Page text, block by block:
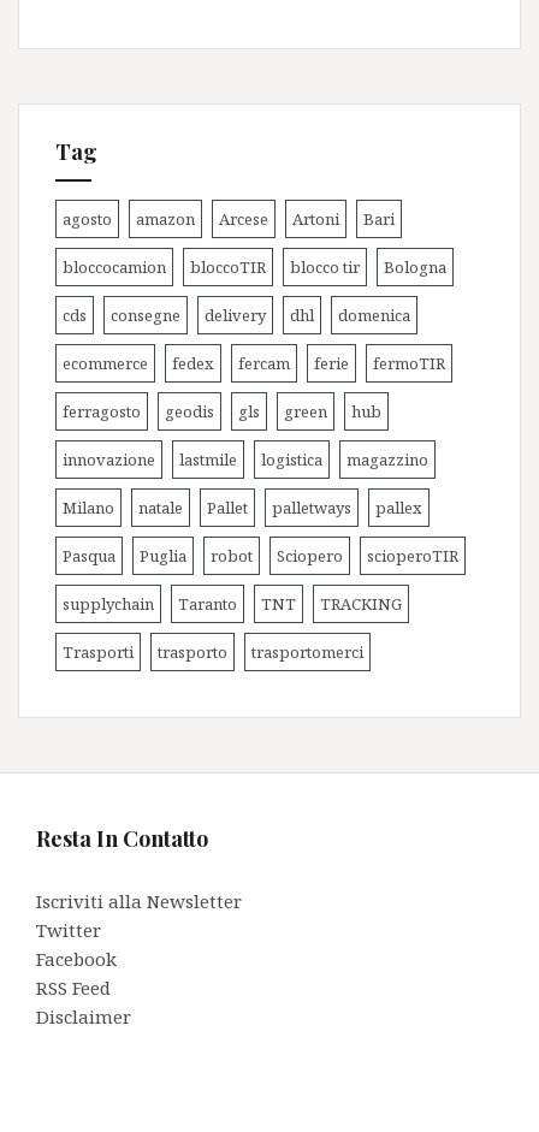
Tag
agosto amazon Arcese Artoni Bari
bloccocamion bloccoTIR blocco tir Bologna
cds consegne delivery dhl domenica
ecommerce fedex fercam ferie fermoTIR
ferragosto geodis gls green hub
innovazione lastmile logistica magazzino
Milano natale Pallet palletways pallex
Pasqua Puglia robot Sciopero scioperoTIR
supplychain Taranto TNT TRACKING
Trasporti trasporto trasportomerci
Resta In Contatto
Iscriviti alla Newsletter
Twitter
Facebook
RSS Feed
Disclaimer